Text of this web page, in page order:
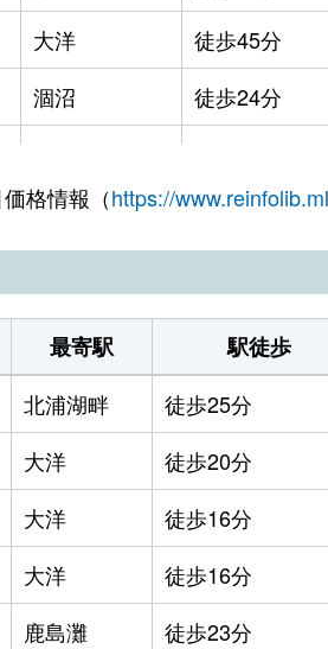
大洋 徒歩45分
涸沼 徒歩24分
大洋 徒歩14分
鹿島灘 徒歩45分
大洋 徒歩9分
大洋 徒歩16分
涸沼 徒歩45分
新鉾田 徒歩1時間15
北浦湖畔 徒歩45分
格情報（https://
最寄駅 駅徒歩
北浦湖畔 徒歩25分
大洋 徒歩20分
大洋 徒歩16分
大洋 徒歩16分
鹿島灘 徒歩23分